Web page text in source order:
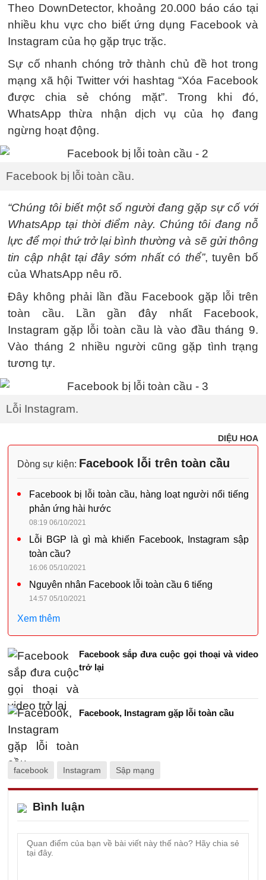
Theo DownDetector, khoảng 20.000 báo cáo tại
nhiều khu vực cho biết ứng dụng Facebook và
Instagram của họ gặp trục trặc.
Sự cố nhanh chóng trở thành chủ đề hot trong
mạng xã hội Twitter với hashtag “Xóa Facebook
được chia sẻ chóng mặt”. Trong khi đó,
WhatsApp thừa nhận dịch vụ của họ đang
ngừng hoạt động.
Facebook bị lỗi toàn cầu.
“Chúng tôi biết một số người đang gặp sự cố với
WhatsApp tại thời điểm này. Chúng tôi đang nỗ
lực để mọi thứ trở lại bình thường và sẽ gửi thông
tin cập nhật tại đây sớm nhất có thể”, tuyên bố
của WhatsApp nêu rõ.
Đây không phải lần đầu Facebook gặp lỗi trên
toàn cầu. Lần gần đây nhất Facebook,
Instagram gặp lỗi toàn cầu là vào đầu tháng 9.
Vào tháng 2 nhiều người cũng gặp tình trạng
tương tự.
Lỗi Instagram.
DIỆU HOA
Dòng sự kiện: Facebook lỗi trên toàn cầu
Facebook bị lỗi toàn cầu, hàng loạt người nổi tiếng
phản ứng hài hước
08:19 06/10/2021
Lỗi BGP là gì mà khiến Facebook, Instagram sập
toàn cầu?
16:06 05/10/2021
Nguyên nhân Facebook lỗi toàn cầu 6 tiếng
14:57 05/10/2021
Xem thêm
Facebook sắp đưa cuộc gọi thoại và video
trở lại
Facebook, Instagram gặp lỗi toàn cầu
facebook Instagram Sập mạng
Bình luận